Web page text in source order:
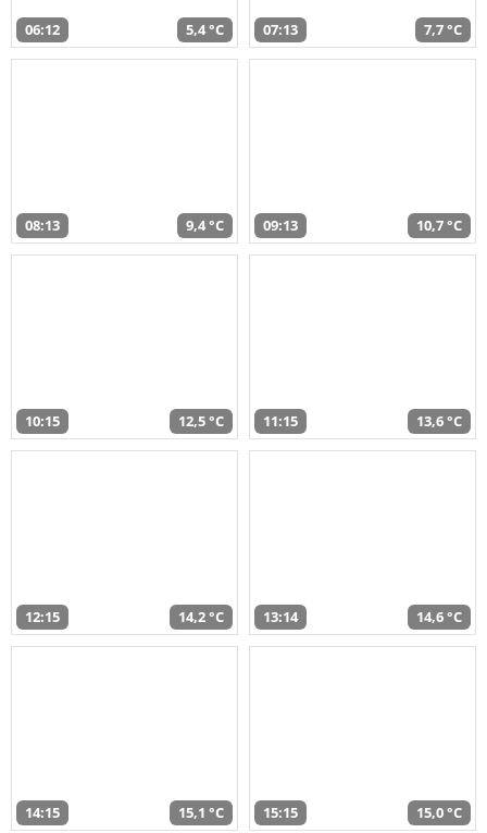
06:12 5,4 °C 07:13 7,7 °C
08:13 9,4 °C 09:13 10,7 °C
10:15 12,5 °C 11:15 13,6 °C
12:15 14,2 °C 13:14 14,6 °C
14:15 15,1 °C 15:15 15,0 °C